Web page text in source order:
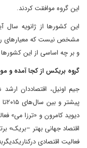
این گروه موافقت کردند.
این کشورها از ژانویه
مشخص نیست که معیارهای
و بر چه اساسی از این
گروه بریکس از کجا آمده
جیم اونیل، اقتصاددان
اقتصاد جهانی بهتر –بریک»
فعالیت اقتصادی